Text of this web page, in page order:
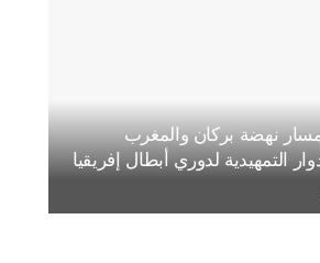
نهضة بركان والمغرب
التمهيدية لدوري أبطال إفريقيا